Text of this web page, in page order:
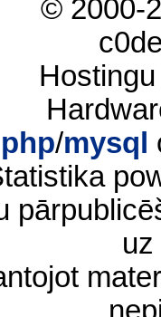
© 2000-
php/mysql